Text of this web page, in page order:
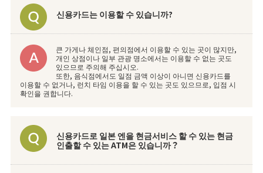
신용카드는 이용할 수 있습니까?
큰 가게나 체인점, 편의점에서 이용할 수 있는 곳이 많지만,
개인 상점이나 일부 관광 명소에서는 이용할 수 없는 곳도
있으므로 주의해 주십시오.
또한, 음식점에서도 일점 금액 이상이 아니면 신용카드를
이용할 수 없거나, 런치 타임 이용을 할 수 있는 곳도 있으므로, 입점 시
확인을 권합니다.
신용카드로 일본 엔을 현금서비스 할 수 있는 현금
인출할 수 있는 ATM은 있습니까？